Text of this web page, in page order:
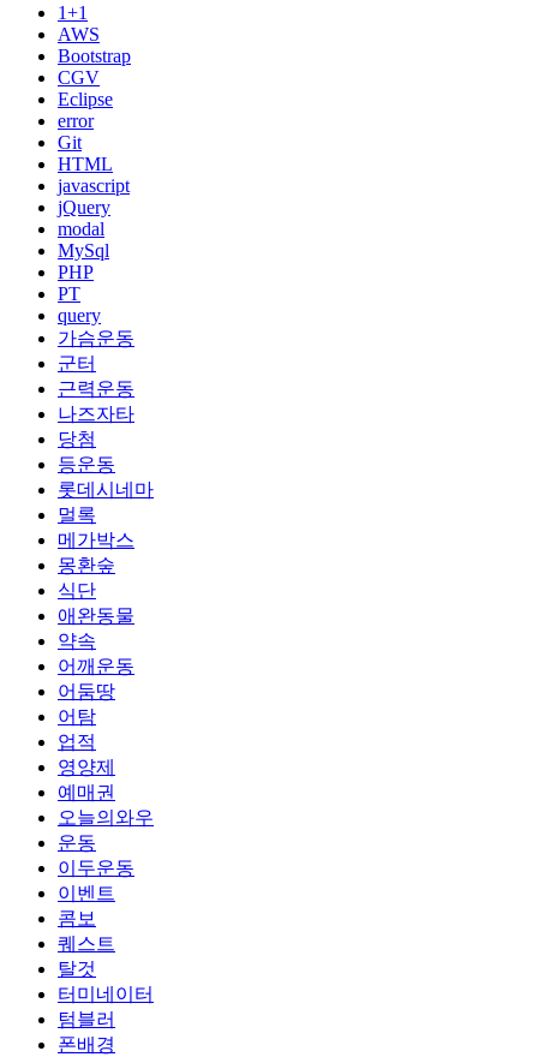
1+1
AWS
Bootstrap
CGV
Eclipse
error
Git
HTML
javascript
jQuery
modal
MySql
PHP
PT
query
가슴운동
군터
근력운동
나즈자타
당첨
등운동
롯데시네마
멀록
메가박스
몽환숲
식단
애완동물
약속
어깨운동
어둠땅
어탐
업적
영양제
예매권
오늘의와우
운동
이두운동
이벤트
콤보
퀘스트
탈것
터미네이터
텀블러
폰배경